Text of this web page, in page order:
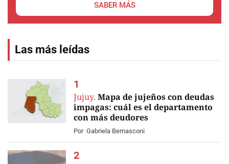
SABER MÁS
Las más leídas
Jujuy. Mapa de jujeños con deudas
impagas: cuál es el departamento
con más deudores
Por Gabriela Bernasconi